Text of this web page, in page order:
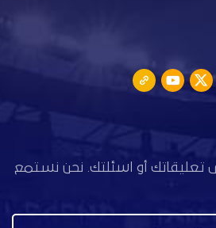
تعليقاتك أو اسئلتك. نحن نستمع